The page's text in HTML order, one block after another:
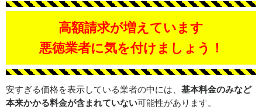
高額請求が増えています
悪徳業者に気を付けましょう！
安すぎる価格を表示している業者の中には、 基本料金のみなど
本来かかる料金が含まれていない可能性があります。